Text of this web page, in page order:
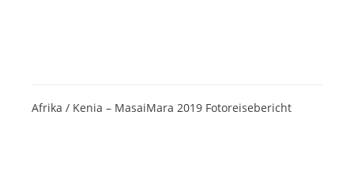
Afrika / Kenia – MasaiMara 2019 Fotoreisebericht